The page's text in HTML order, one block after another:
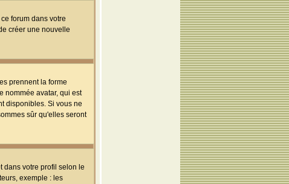
forum dans votre
créer une nouvelle
prennent la forme
nommée avatar, qui est
disponibles. Si vous ne
sûr qu'elles seront
dans votre profil selon le
exemple : les